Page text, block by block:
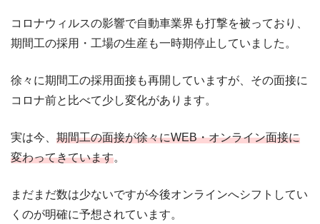
コロナウィルスの影響で自動車業界も打撃を被っており、
期間工の採用・工場の生産も一時期停止していました。
徐々に期間工の採用面接も再開していますが、その面接に
コロナ前と比べて少し変化があります。
実は今、 期間工の面接が徐々にWEB・オンライン面接に
変わってきています。
まだまだ数は少ないですが今後オンラインへシフトしてい
くのが明確に予想されています。